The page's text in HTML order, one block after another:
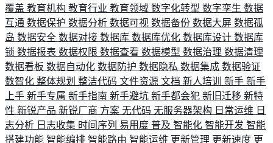
覆盖 教育机构 教育行业 教育领域 数字化转型 数字孪生 数据
互通 数据保护 数据分析 数据可视 数据备份 数据大屏 数据孤
岛 数据安全 数据对接 数据库 数据库优化 数据库设计 数据库
锁 数据报表 数据权限 数据查看 数据模型 数据治理 数据清理
数据看板 数据自动化 数据防护 数据隐私 数据集成 数据验证
数智化 整体规划 整洁代码 文件资源 文档 新人培训 新手 新手
上手 新手专属 新手指南 新手避坑 新手都会犯 新旧迁移 新特
性 新锐产品 新锐厂商 方案 无代码 无服务器架构 日常运维 日
志分析 日志收集 时间序列 易用度 普及 智能化 智能开发 智能
搭建功能 智能编排 智能路由 智能运维 更新管理 更新速度 更